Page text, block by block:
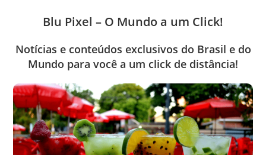
Blu Pixel – O Mundo a um Click!
Notícias e conteúdos exclusivos do Brasil e do
Mundo para você a um click de distância!